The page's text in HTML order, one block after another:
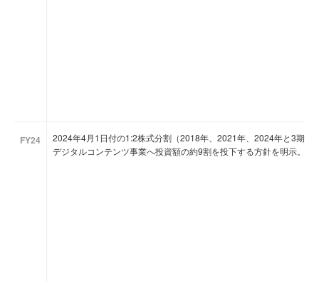
FY24
2024年4月1日付の1:2株式分割（2018年、2021年、2024年と3期連
デジタルコンテンツ事業へ投資額の約9割を投下する方針を明示。